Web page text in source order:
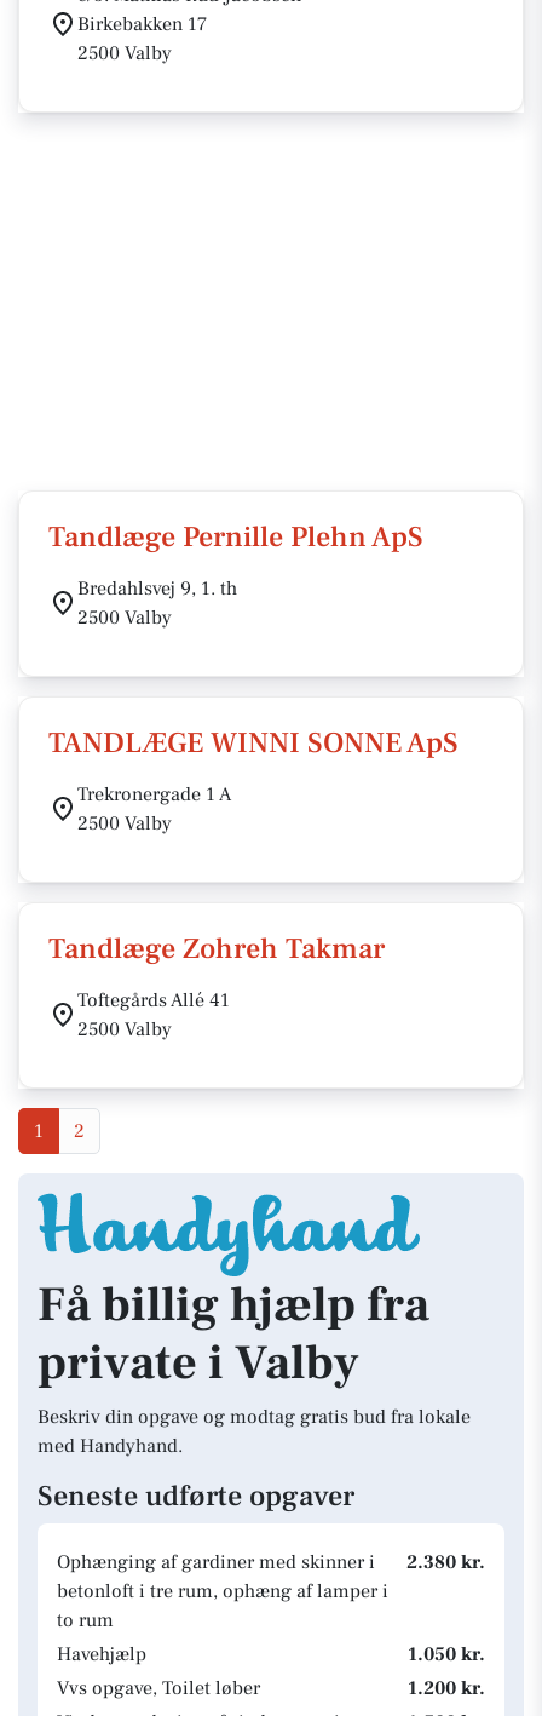
Birkebakken 17
2500 Valby
Tandlæge Pernille Plehn ApS
Bredahlsvej 9, 1. th
2500 Valby
TANDLÆGE WINNI SONNE ApS
Trekronergade 1 A
2500 Valby
Tandlæge Zohreh Takmar
Toftegårds Allé 41
2500 Valby
1 2
Få billig hjælp fra
private i Valby
Beskriv din opgave og modtag gratis bud fra lokale
med Handyhand.
Seneste udførte opgaver
Ophænging af gardiner med skinner i
betonloft i tre rum, ophæng af lamper i
to rum
2.380 kr.
Havehjælp
1.050 kr.
Vvs opgave, Toilet løber
1.200 kr.